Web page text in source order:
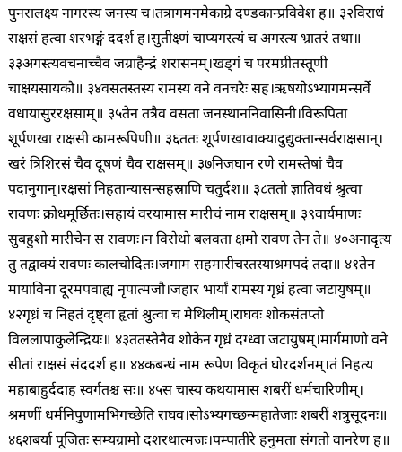
पुनरालक्ष्य नागरस्य जनस्य च।तत्रागमनमेकाग्रे दण्डकान्प्रविवेश ह॥ ३२विराधं
राक्षसं हत्वा शरभङ्गं ददर्श ह।सुतीक्ष्णं चाप्यगस्त्यं च अगस्त्य भ्रातरं तथा॥
३३अगस्त्यवचनाच्चैव जग्राहैन्द्रं शरासनम्।खड्गं च परमप्रीतस्तूणी
चाक्षयसायकौ॥ ३४वसतस्तस्य रामस्य वने वनचरैः सह।ऋषयोऽभ्यागमन्सर्वे
वधायासुररक्षसाम्॥ ३५तेन तत्रैव वसता जनस्थाननिवासिनी।विरूपिता
शूर्पणखा राक्षसी कामरूपिणी॥ ३६ततः शूर्पणखावाक्यादुद्युक्तान्सर्वराक्षसान्।
खरं त्रिशिरसं चैव दूषणं चैव राक्षसम्॥ ३७निजघान रणे रामस्तेषां चैव
पदानुगान्।रक्षसां निहतान्यासन्सहस्राणि चतुर्दश॥ ३८ततो ज्ञातिवधं श्रुत्वा
रावणः क्रोधमूर्छितः।सहायं वरयामास मारीचं नाम राक्षसम्॥ ३९वार्यमाणः
सुबहुशो मारीचेन स रावणः।न विरोधो बलवता क्षमो रावण तेन ते॥ ४०अनादृत्य
तु तद्वाक्यं रावणः कालचोदितः।जगाम सहमारीचस्तस्याश्रमपदं तदा॥ ४१तेन
मायाविना दूरमपवाह्य नृपात्मजौ।जहार भार्यां रामस्य गृध्रं हत्वा जटायुषम्॥
४२गृध्रं च निहतं दृष्ट्वा हृतां श्रुत्वा च मैथिलीम्।राघवः शोकसंतप्तो
विललापाकुलेन्द्रियः॥ ४३ततस्तेनैव शोकेन गृध्रं दग्ध्वा जटायुषम्।मार्गमाणो वने
सीतां राक्षसं संददर्श ह॥ ४४कबन्धं नाम रूपेण विकृतं घोरदर्शनम्।तं निहत्य
महाबाहुर्ददाह स्वर्गतश्च सः॥ ४५स चास्य कथयामास शबरीं धर्मचारिणीम्।
श्रमणीं धर्मनिपुणामभिगच्छेति राघव।सोऽभ्यगच्छन्महातेजाः शबरीं शत्रुसूदनः॥
४६शबर्या पूजितः सम्यग्रामो दशरथात्मजः।पम्पातीरे हनुमता संगतो वानरेण ह॥